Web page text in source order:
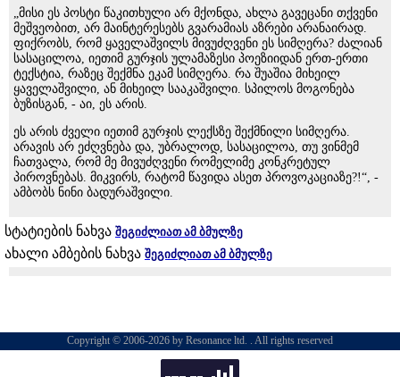
„მისი ეს პოსტი წაკითხული არ მქონდა, ახლა გავეცანი თქვენი
მეშვეობით, არ მაინტერესებს გვარამიას აზრები არანაირად.
ფიქრობს, რომ ყაველაშვილს მივუძღვენი ეს სიმღერა? ძალიან
სასაცილოა, იეთიმ გურჯის ულამაზესი პოეზიიდან ერთ-ერთი
ტექსტია, რაზეც შექმნა ეკამ სიმღერა. რა შუაშია მიხეილ
ყაველაშვილი, ან მიხეილ სააკაშვილი. სპილოს მოგონება
ბუზისგან, - აი, ეს არის.
ეს არის ძველი იეთიმ გურჯის ლექსზე შექმნილი სიმღერა.
არავის არ ეძღვნება და, უბრალოდ, სასაცილოა, თუ ვინმემ
ჩათვალა, რომ მე მივუძღვენი რომელიმე კონკრეტულ
პიროვნებას. მიკვირს, რატომ წავიდა ასეთ პროვოკაციაზე?!“, -
ამბობს ნინი ბადურაშვილი.
სტატიების ნახვა შეგიძლიათ ამ ბმულზე
ახალი ამბების ნახვა შეგიძლიათ ამ ბმულზე
Copyright © 2006-2026 by Resonance ltd. . All rights reserved